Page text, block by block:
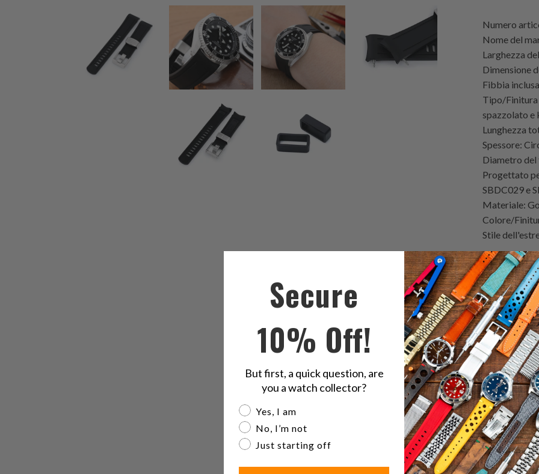
Numero
Nome del
Larghezza
Dimensione
Fibbia
Tipo/Finitura
spazzolato e
Lunghezza
Spessore:
Diametro del
Progettato
SBDC029 e
Materiale:
Colore/
Stile
Lookbook
Seiko
Titanium
questo
su
Twitter
Secure
10% Off!
But first, a quick question, are
you a watch collector?
Are you a watch collector?
Yes, I am
No, I’m not
Just starting off